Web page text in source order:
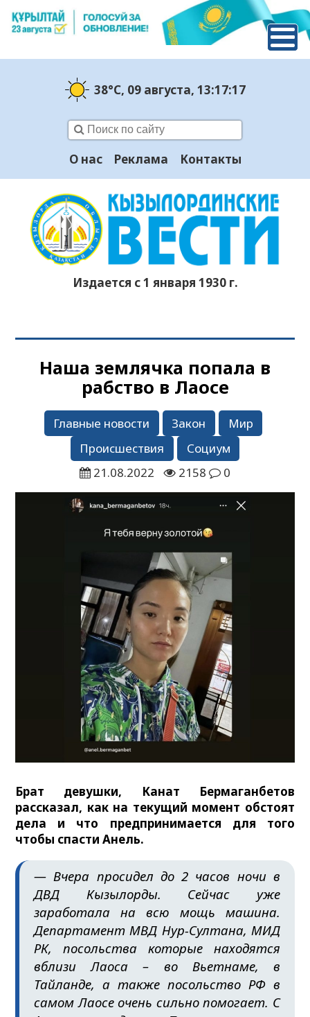
38°C, 09 августа, 13:17:18
О нас Реклама Контакты
Издается с 1 января 1930 г.
Наша землячка попала в
рабство в Лаосе
Главные новости Закон
Мир
Происшествия
Социум
21.08.2022
2158 0
Брат девушки, Канат Бермаганбетов
рассказал, как на текущий момент обстоят
дела и что предпринимается для того
чтобы спасти Анель.
— Вчера просидел до 2 часов ночи в
ДВД Кызылорды. Сейчас уже
заработала на всю мощь машина.
Департамент МВД Нур-Султана, МИД
РК, посольства которые находятся
вблизи Лаоса – во Вьетнаме, в
Тайланде, а также посольство РФ в
самом Лаосе очень сильно помогает. С